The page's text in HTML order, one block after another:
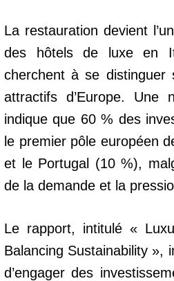
La restauration devient
des hôtels de luxe en
cherchent à se
attractifs d’Europe. Une
indique que 60 % des
le premier pôle européen
et le Portugal (10 %),
de la demande et la
Le rapport, intitulé «
Balancing Sustainability »,
d’engager des